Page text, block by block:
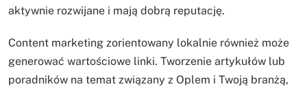
aktywnie rozwijane i mają dobrą reputację.
Content marketing zorientowany lokalnie również może
generować wartościowe linki. Tworzenie artykułów lub
poradników na temat związany z Oplem i Twoją branżą,